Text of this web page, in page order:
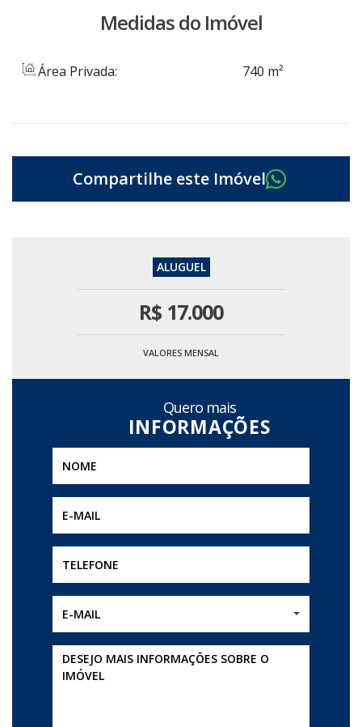
com um de nossos consultores.
Medidas do Imóvel
Área Privada: 740 m²
R$ 17.000
VALORES MENSAL
Quero mais
E-MAIL